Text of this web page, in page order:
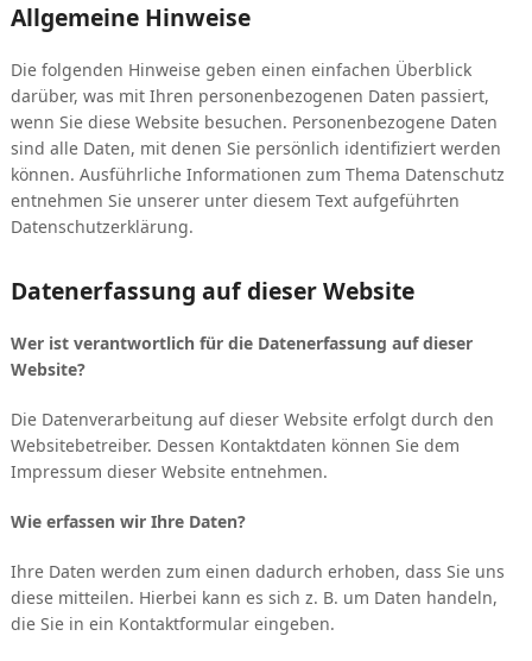
Allgemeine Hinweise
Die folgenden Hinweise geben einen einfachen Überblick
darüber, was mit Ihren personenbezogenen Daten passiert,
wenn Sie diese Website besuchen. Personenbezogene Daten
sind alle Daten, mit denen Sie persönlich identifiziert werden
können. Ausführliche Informationen zum Thema Datenschutz
entnehmen Sie unserer unter diesem Text aufgeführten
Datenschutzerklärung.
Datenerfassung auf dieser Website
Wer ist verantwortlich für die Datenerfassung auf dieser
Website?
Die Datenverarbeitung auf dieser Website erfolgt durch den
Websitebetreiber. Dessen Kontaktdaten können Sie dem
Impressum dieser Website entnehmen.
Wie erfassen wir Ihre Daten?
Ihre Daten werden zum einen dadurch erhoben, dass Sie uns
diese mitteilen. Hierbei kann es sich z. B. um Daten handeln,
die Sie in ein Kontaktformular eingeben.